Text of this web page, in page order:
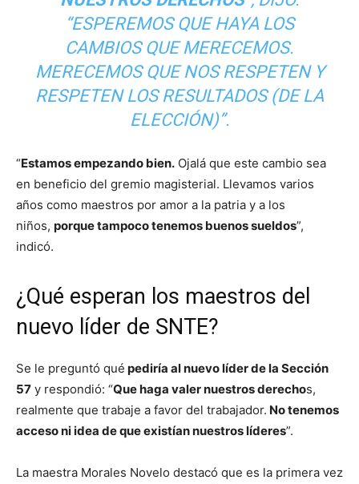
“ESPEREMOS QUE HAYA LOS
CAMBIOS QUE MERECEMOS.
MERECEMOS QUE NOS RESPETEN Y
RESPETEN LOS RESULTADOS (DE LA
ELECCIÓN)”.
“Estamos empezando bien. Ojalá que este cambio sea
en beneficio del gremio magisterial. Llevamos varios
años como maestros por amor a la patria y a los
niños, porque tampoco tenemos buenos sueldos”,
indicó.
¿Qué esperan los maestros del
nuevo líder de SNTE?
Se le preguntó qué pediría al nuevo líder de la Sección
57 y respondió: “Que haga valer nuestros derechos,
realmente que trabaje a favor del trabajador. No tenemos
acceso ni idea de que existían nuestros líderes”.
La maestra Morales Novelo destacó que es la primera vez